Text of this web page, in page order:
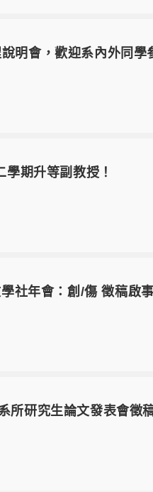
明會，歡迎系內外同學
學期升等副教授！
社年會：創/傷 徵稿啟
所研究生論文發表會徵